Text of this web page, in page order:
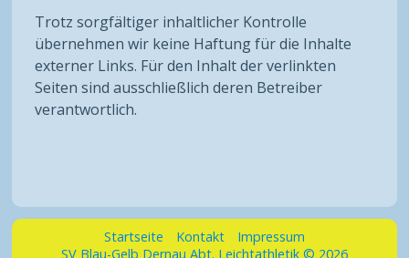
Trotz sorgfältiger inhaltlicher Kontrolle
übernehmen wir keine Haftung für die Inhalte
externer Links. Für den Inhalt der verlinkten
Seiten sind ausschließlich deren Betreiber
verantwortlich.
Startseite Kontakt
Impressum
SV Blau-Gelb Dernau Abt. Leichtathletik © 2026